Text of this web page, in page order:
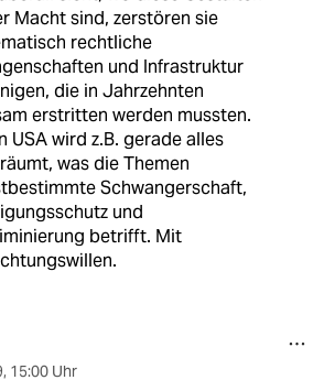
Macht sind, zerstören sie
rechtliche
und Infrastruktur
die in Jahrzehnten
erstritten werden mussten.
USA wird z.B. gerade alles
was die Themen
Schwangerschaft,
und
betrifft. Mit
, 15:00 Uhr